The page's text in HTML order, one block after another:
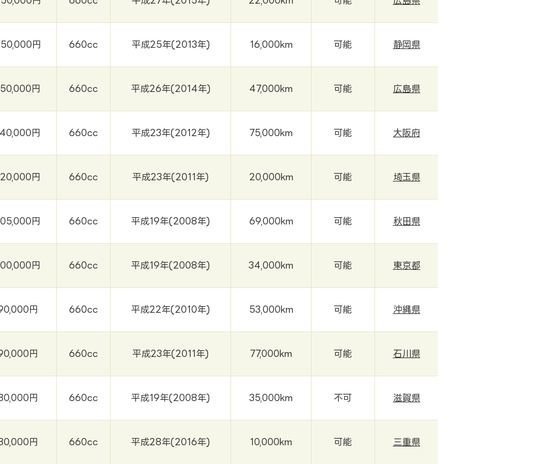
円 660cc 平成25年(2013年) 16,000km 可能 静岡県
円 660cc 平成26年(2014年) 47,000km 可能 広島県
円 660cc 平成23年(2012年) 75,000km 可能 大阪府
円 660cc 平成23年(2011年) 20,000km 可能 埼玉県
円 660cc 平成19年(2008年) 69,000km 可能 秋田県
円 660cc 平成19年(2008年) 34,000km 可能 東京都
円 660cc 平成22年(2010年) 53,000km 可能 沖縄県
円 660cc 平成23年(2011年) 77,000km 可能 石川県
円 660cc 平成19年(2008年) 35,000km 不可 滋賀県
円 660cc 平成28年(2016年) 10,000km 可能 三重県